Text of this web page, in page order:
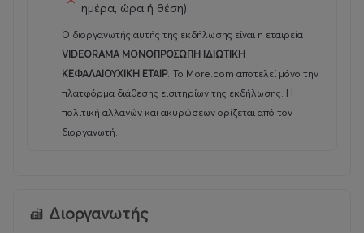
ημέρα, ώρα ή θέση).
Ο διοργανωτής αυτής της εκδήλωσης είναι η εταιρεία
VIDEORAMA ΜΟΝΟΠΡΟΣΩΠΗ ΙΔΙΩΤΙΚΗ
ΚΕΦΑΛΑΙΟΥΧΙΚΗ ΕΤΑΙΡ. Το More.com αποτελεί μόνο την
πλατφόρμα διάθεσης εισιτηρίων της εκδήλωσης. Η
πολιτική αλλαγών και ακυρώσεων ορίζεται από τον
διοργανωτή.
Διοργανωτής